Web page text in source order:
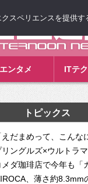
エンタメ ITテ
トピックス
えだまめって、こん
リングルズ×ウルトラ
メダ珈琲店で今年も
、薄さ約8.3mm
クスペリエンスを提供